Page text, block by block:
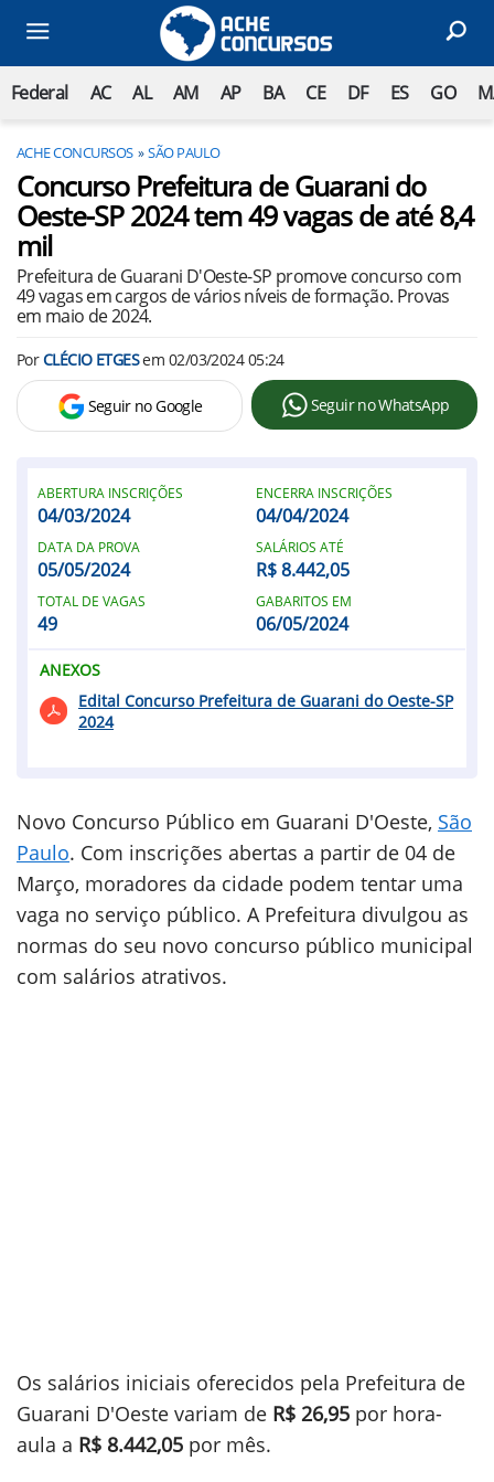
Federal AC AL AM AP BA CE DF ES GO
ACHE CONCURSOS SÃO PAULO
Concurso Prefeitura de Guarani do
Oeste-SP 2024 tem 49 vagas de até 8,4
mil
Prefeitura de Guarani D'Oeste-SP promove concurso com
49 vagas em cargos de vários níveis de formação. Provas
em maio de 2024.
PorCLÉCIO ETGESem 02/03/2024 05:24
Seguir no Google Seguir no WhatsApp
Novo Concurso Público em Guarani D'Oeste, São
Paulo. Com inscrições abertas a partir de 04 de
Março, moradores da cidade podem tentar uma
vaga no serviço público. A Prefeitura divulgou as
normas do seu novo concurso público municipal
com salários atrativos.
ABERTURA INSCRIÇÕES
04/03/2024
ENCERRA INSCRIÇÕES
04/04/2024
DATA DA PROVA
05/05/2024
SALÁRIOS ATÉ
R$ 8.442,05
TOTAL DE VAGAS
49
GABARITOS EM
06/05/2024
ANEXOS
Edital Concurso Prefeitura de Guarani do Oeste-SP
2024
Os salários iniciais oferecidos pela Prefeitura de
Guarani D'Oeste variam de R$ 26,95 por hora-
aula a R$ 8.442,05 por mês.